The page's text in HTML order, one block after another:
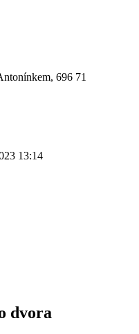
696 71
13:14
dvora